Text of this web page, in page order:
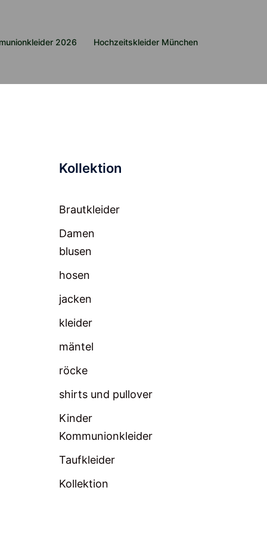
2026 Hochzeitskleider München
Kollektion
Brautkleider
Damen
blusen
hosen
jacken
kleider
mäntel
röcke
shirts und pullover
Kinder
Kommunionkleider
Taufkleider
Kollektion